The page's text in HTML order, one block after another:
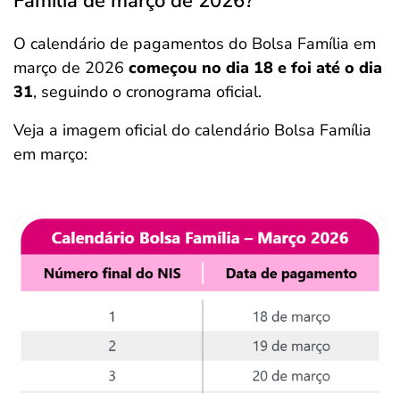
O calendário de pagamentos do Bolsa Família em
março de 2026 começou no dia 18 e foi até o dia
31, seguindo o cronograma oficial.
Veja a imagem oficial do calendário Bolsa Família
em março: